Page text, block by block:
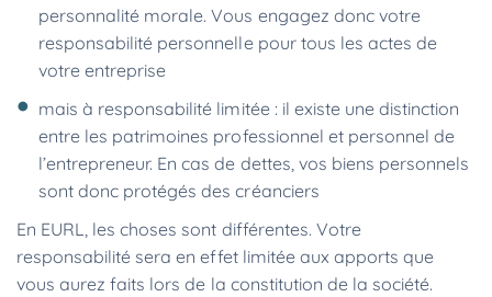
personnalité morale. Vous engagez donc votre
responsabilité personnelle pour tous les actes de
votre entreprise
mais à responsabilité limitée : il existe une distinction
entre les patrimoines professionnel et personnel de
l’entrepreneur. En cas de dettes, vos biens personnels
sont donc protégés des créanciers
En EURL, les choses sont différentes. Votre
responsabilité sera en effet limitée aux apports que
vous aurez faits lors de la constitution de la société.